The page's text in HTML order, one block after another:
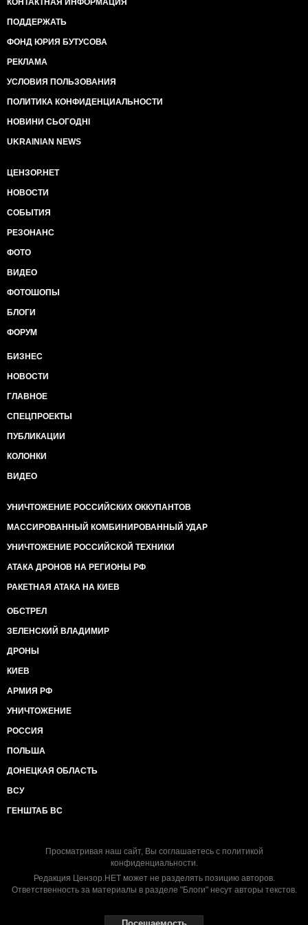
КОНТАКТНАЯ ИНФОРМАЦИЯ
ПОДДЕРЖАТЬ
ФОНД ЮРИЯ БУТУСОВА
РЕКЛАМА
УСЛОВИЯ ПОЛЬЗОВАНИЯ
ПОЛИТИКА КОНФИДЕНЦИАЛЬНОСТИ
НОВИНИ СЬОГОДНІ
UKRAINIAN NEWS
ЦЕНЗОР.НЕТ
НОВОСТИ
СОБЫТИЯ
РЕЗОНАНС
ФОТО
ВИДЕО
ФОТОШОПЫ
БЛОГИ
ФОРУМ
БИЗНЕС
НОВОСТИ
ГЛАВНОЕ
СПЕЦПРОЕКТЫ
ПУБЛИКАЦИИ
КОЛОНКИ
ВИДЕО
УНИЧТОЖЕНИЕ РОССИЙСКИХ ОККУПАНТОВ
МАССИРОВАННЫЙ КОМБИНИРОВАННЫЙ УДАР
УНИЧТОЖЕНИЕ РОССИЙСКОЙ ТЕХНИКИ
АТАКА ДРОНОВ НА РЕГИОНЫ РФ
РАКЕТНАЯ АТАКА НА КИЕВ
ОБСТРЕЛ
ЗЕЛЕНСКИЙ ВЛАДИМИР
ДРОНЫ
КИЕВ
АРМИЯ РФ
УНИЧТОЖЕНИЕ
РОССИЯ
ПОЛЬША
ДОНЕЦКАЯ ОБЛАСТЬ
ВСУ
ГЕНШТАБ ВС
Просматривая наш сайт, Вы соглашаетесь с политикой
конфиденциальности.
Редакция Цензор.НЕТ может не разделять позицию авторов.
Ответственность за материалы в разделе "Блоги" несут авторы текстов.